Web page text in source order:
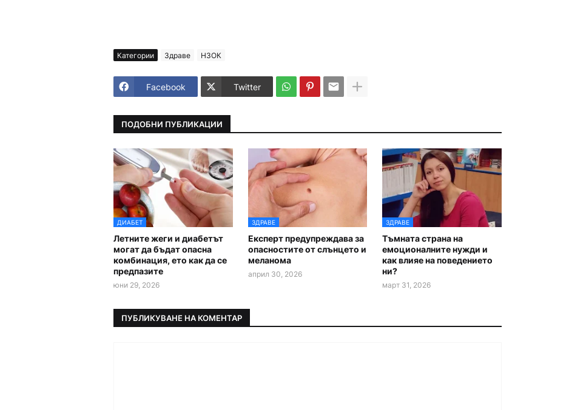
Категории Здраве НЗОК
Facebook Twitter
ПОДОБНИ ПУБЛИКАЦИИ
ДИАБЕТ
Летните жеги и диабетът
могат да бъдат опасна
комбинация, ето как да се
предпазите
юни 29, 2026
ЗДРАВЕ
Експерт предупреждава за
опасностите от слънцето и
меланома
април 30, 2026
ЗДРАВЕ
Тъмната страна на
емоционалните нужди и
как влияе на поведението
ни?
март 31, 2026
ПУБЛИКУВАНЕ НА КОМЕНТАР